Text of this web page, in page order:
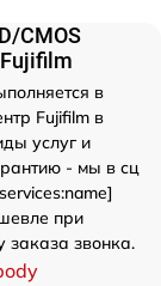
CMOS
в
Fujifilm в
услуг и
- мы в сц
при
заказа звонка.